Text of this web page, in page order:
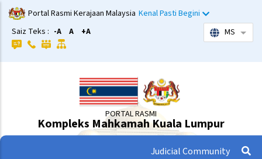
Langkau
ke
kandungan
utama
Portal Rasmi Kerajaan Malaysia Kenal Pasti Begini
Saiz Teks : -A A +A MS
PORTAL RASMI
Kompleks Mahkamah Kuala Lumpur
Judicial Community